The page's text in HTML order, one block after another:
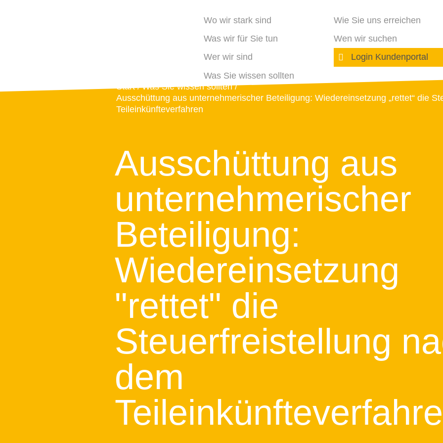
Wo wir stark sind
Was wir für Sie tun
Wer wir sind
Was Sie wissen sollten
Wie Sie uns erreichen
Wen wir suchen
Login Kundenportal
Start
Was Sie wissen sollten
Ausschüttung aus unternehmerischer Beteiligung: Wiedereinsetzung „rettet“ die
Teileinkünfteverfahren
Ausschüttung aus
unternehmerischer
Beteiligung:
Wiedereinsetzung
"rettet" die
Steuerfreistellung
dem